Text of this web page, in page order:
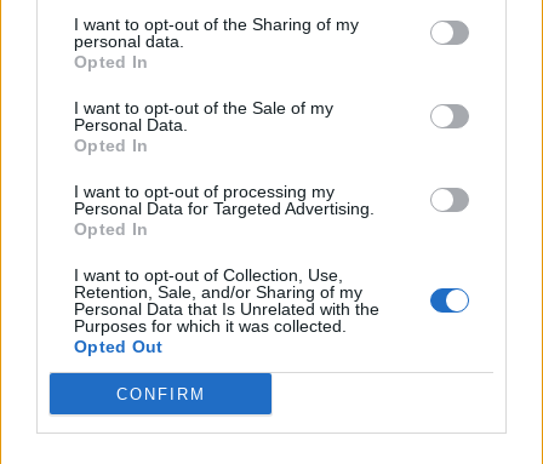
I want to opt-out of the Sharing of my
personal data.
Opted In
I want to opt-out of the Sale of my
Personal Data.
Opted In
I want to opt-out of processing my
Personal Data for Targeted Advertising.
Opted In
I want to opt-out of Collection, Use,
Retention, Sale, and/or Sharing of my
Personal Data that Is Unrelated with the
Purposes for which it was collected.
Opted Out
CONFIRM
clubes filiados para o fim-de-
semana
para Oliveira de Azeméis
Últimas notícias